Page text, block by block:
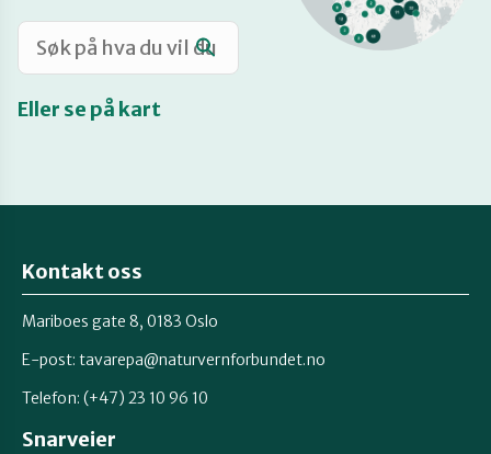
Retten til reparasjon
Eller se på kart
Kontakt oss
Mariboes gate 8, 0183 Oslo
E-post: tavarepa@naturvernforbundet.no
Telefon: (+47) 23 10 96 10
Snarveier